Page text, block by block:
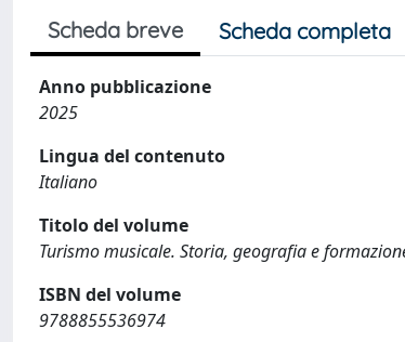
Scheda breve Scheda completa
Anno pubblicazione
2025
Lingua del contenuto
Italiano
Titolo del volume
Turismo musicale. Storia, geografia e
ISBN del volume
9788855536974